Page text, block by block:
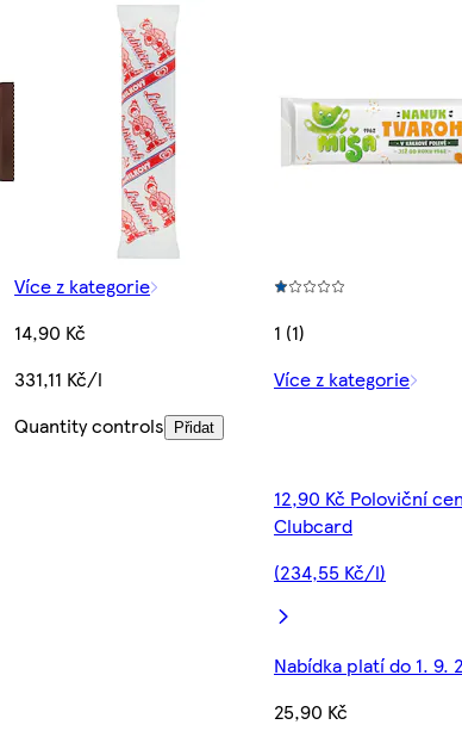
Více z kategorie
14,90 Kč
331,11 Kč/l
Quantity controls Přidat
1 (1)
Více z kategorie
12,90 Kč Poloviční
Clubcard
(234,55 Kč/l)
Nabídka platí do 1. 9.
25,90 Kč